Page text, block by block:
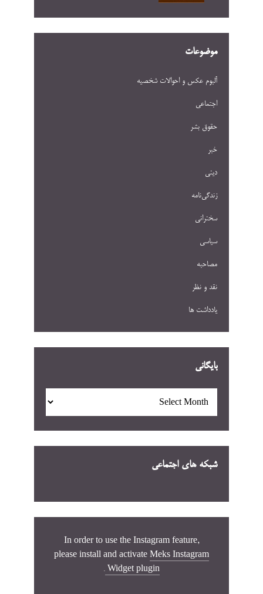
موضوعات
آلبوم عکس و احوالات شخصيه
اجتماعی
حقوق بشر
خبر
دینی
زندگی‌نامه
سخنرانی
سیاسی
مصاحبه
نقد و نظر
یادداشت ها
بایگانی
شبکه های اجتماعی
In order to use the Instagram feature,
please install and activate Meks Instagram
Widget plugin
.